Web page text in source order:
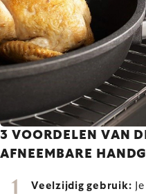
3 VOORDELEN VAN
AFNEEMBARE
Veelzijdig gebruik: